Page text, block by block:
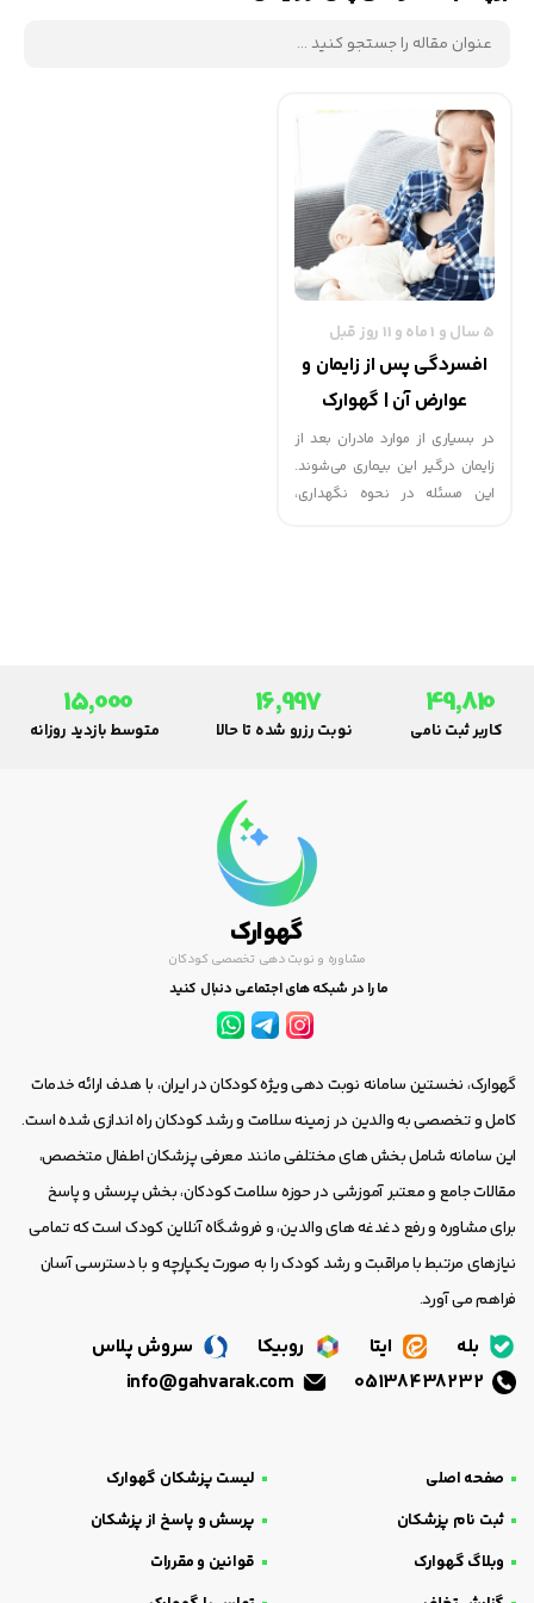
5 سال و 1 ماه و 11 روز قبل
افسردگی پس از زایمان و
عوارض آن | گهوارک
در بسیاری از موارد مادران بعد از
زایمان درگیر این بیماری می‌شوند.
این مسئله در نحوه نگهداری،
49,810
کاربر ثبت نامی
16,997
نوبت رزرو شده تا حالا
15,000
متوسط بازدید روزانه
گهوارک
مشاوره و نوبت دهی تخصصی کودکان
ما را در شبکه های اجتماعی دنبال کنید
گهوارک، نخستین سامانه نوبت دهی ویژه کودکان در ایران، با هدف ارائه خدمات
کامل و تخصصی به والدین در زمینه سلامت و رشد کودکان راه اندازی شده است.
این سامانه شامل بخش های مختلفی مانند معرفی پزشکان اطفال متخصص،
مقالات جامع و معتبر آموزشی در حوزه سلامت کودکان، بخش پرسش و پاسخ
برای مشاوره و رفع دغدغه های والدین، و فروشگاه آنلاین کودک است که تمامی
نیازهای مرتبط با مراقبت و رشد کودک را به صورت یکپارچه و با دسترسی آسان
فراهم می آورد.
بله ایتا روبیکا
سروش پلاس
صفحه اصلی
لیست پزشکان گهوارک
ثبت نام پزشکان
پرسش و پاسخ از پزشکان
وبلاگ گهوارک
قوانین و مقررات